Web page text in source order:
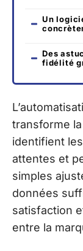
Un
Des
fidélité
transforme
identifient
attentes et
simples
données
satisfaction
entre la